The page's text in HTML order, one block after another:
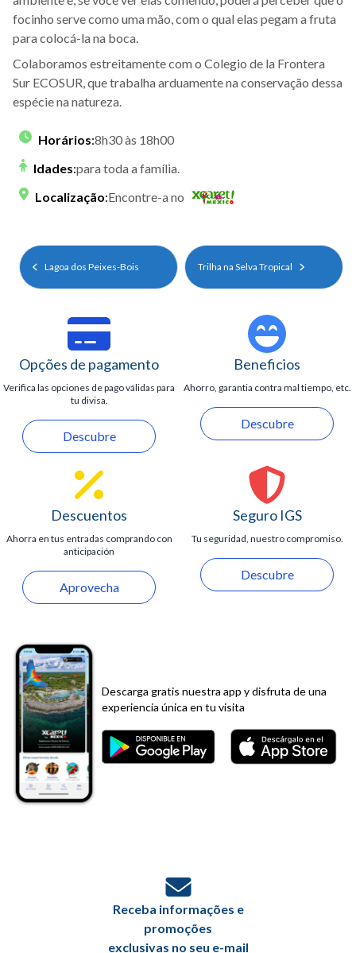
focinho serve como uma mão, com o qual elas pegam a fruta
para colocá-la na boca.
Colaboramos estreitamente com o Colegio de la Frontera
Sur ECOSUR, que trabalha arduamente na conservação dessa
espécie na natureza.
Horários:8h30 às 18h00
Idades:para toda a família.
Localização:Encontre-a no
Lagoa dos Peixes-Bois Trilha na Selva Tropical
Opções de pagamento
Verifica las opciones de pago válidas para
tu divisa.
Descubre
Beneficios
Ahorro, garantia contra mal tiempo, etc.
Descubre
Descuentos
Ahorra en tus entradas comprando con
anticipación
Aprovecha
Seguro IGS
Tu seguridad, nuestro compromiso.
Descubre
Descarga gratis nuestra app y disfruta de una
experiencia única en tu visita
Receba informações e
promoções
exclusivas no seu e-mail